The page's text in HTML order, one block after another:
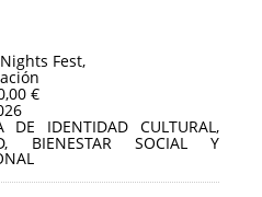
Fest,
€
DE IDENTIDAD CULTURAL,
BIENESTAR SOCIAL Y